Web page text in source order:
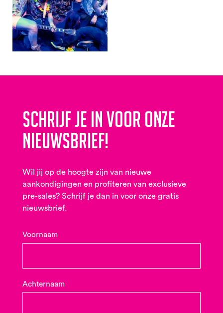
Schrijf je in voor onze
nieuwsbrief!
Wil jij op de hoogte zijn van nieuwe
aankondigingen en profiteren van exclusieve
pre-sales? Schrijf je dan in voor onze gratis
nieuwsbrief.
Voornaam
Achternaam